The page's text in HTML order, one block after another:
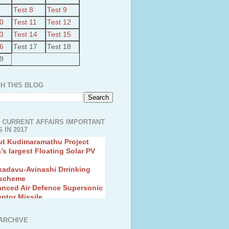
Test 8
Test 9
Test 11
Test 12
Test 14
Test 15
Test 17
Test 18
THIS BLOG
CURRENT AFFAIRS IMPORTANT
IN 2017
Kudimaramathu Project
largest Floating Solar PV
Avinashi Drrinking
Air Defence Supersonic
Missile
Fingerling to achieve Blue
Found in Andhra